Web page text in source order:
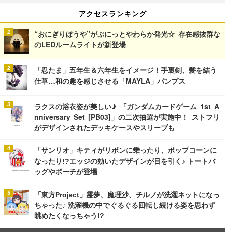
アクセスランキング
“おにぎりぼうや”がぷにっとやわらか発光☆ 存在感抜群な
のLEDルームライトが新登場
「忍たま」五年生＆六年生をイメージ！手裏剣、髪を結う
仕草…和の趣を感じさせる「MAYLA」パンプス
ラクスの浴衣姿が美しい♪ 「ガンダムカードゲーム 1st A
nniversary Set [PB03]」の二次抽選が実施中！ ストフリ
がデザインされたデッキケースやスリーブも
「サンリオ」キティがリボンに乗ったり、ポップコーンに
なったり!?エッジの効いたデザインが目を引く♪ トートバ
ッグやポーチが登場
「東方Project」霊夢、魔理沙、チルノが洗濯ネットになっ
ちゃった♪ 洗濯機の中でぐるぐる回転し続ける姿を思わず
眺めたくなっちゃう!?